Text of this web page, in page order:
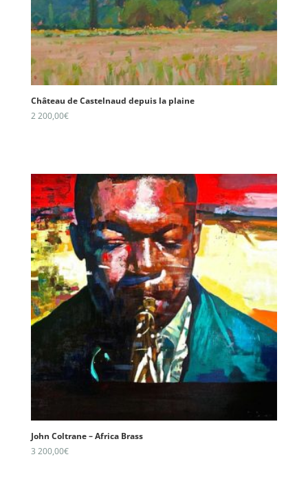
Château de Castelnaud depuis la plaine
2 200,00€
John Coltrane – Africa Brass
3 200,00€